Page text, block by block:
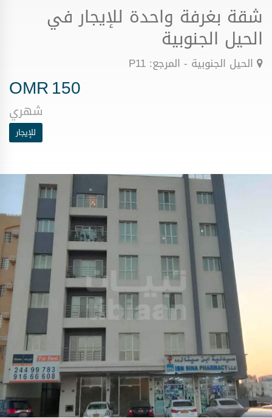
شقة بغرفة واحدة للإيجار في
الحيل الجنوبية
الحيل الجنوبية - المرجع: P11
150
OMR
شهري
للإيجار